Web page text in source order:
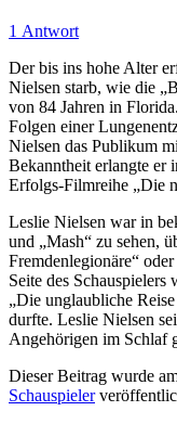
1 Antwort
Der bis ins hohe Alter
Nielsen starb, wie die
von 84 Jahren in
Folgen einer
Nielsen das Publikum
Bekanntheit erlangte er
Erfolgs-Filmreihe „Die
Leslie Nielsen war in
und „Mash“ zu sehen,
Fremdenlegionäre“
Seite des
„Die unglaubliche
durfte. Leslie Nielsen
Angehörigen im Schlaf
Dieser Beitrag wurde
Schauspieler